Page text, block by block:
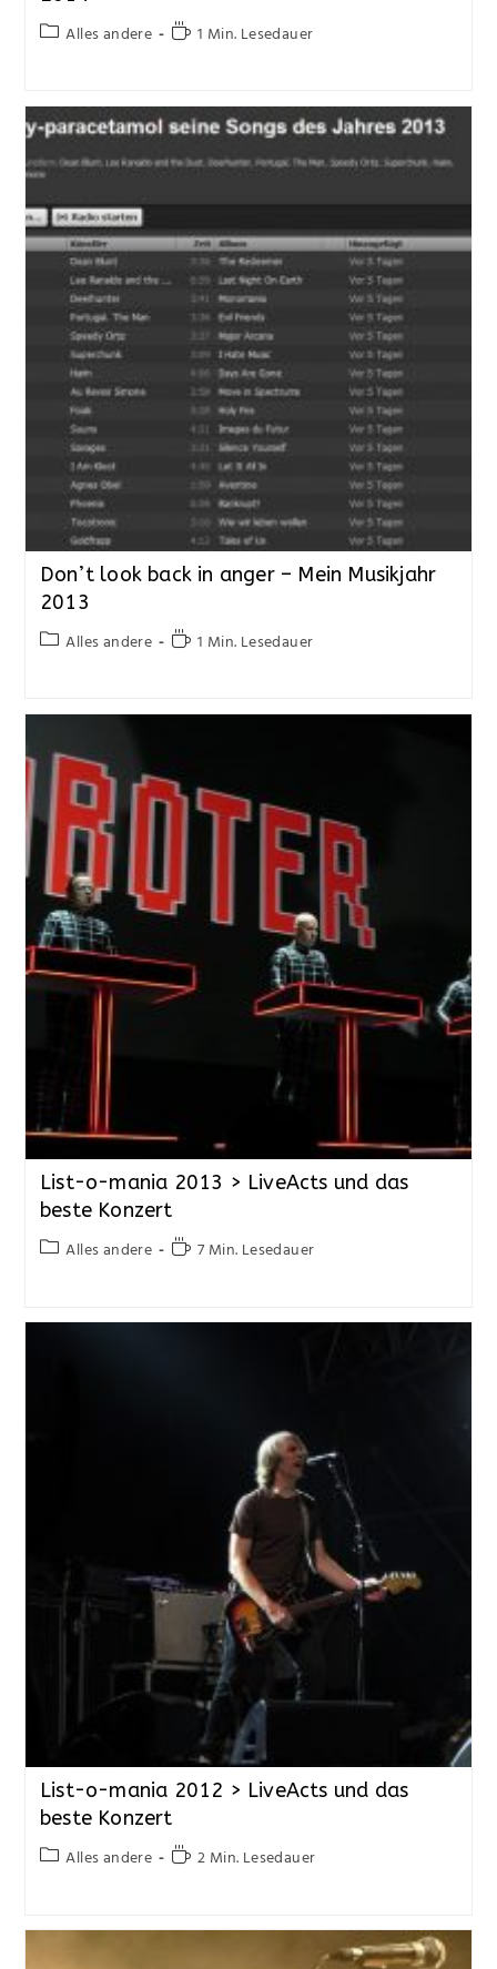
Alles andere 1 Min. Lesedauer
Don’t look back in anger – Mein Musikjahr
2013
Alles andere 1 Min. Lesedauer
List-o-mania 2013 > LiveActs und das
beste Konzert
Alles andere 7 Min. Lesedauer
List-o-mania 2012 > LiveActs und das
beste Konzert
Alles andere 2 Min. Lesedauer